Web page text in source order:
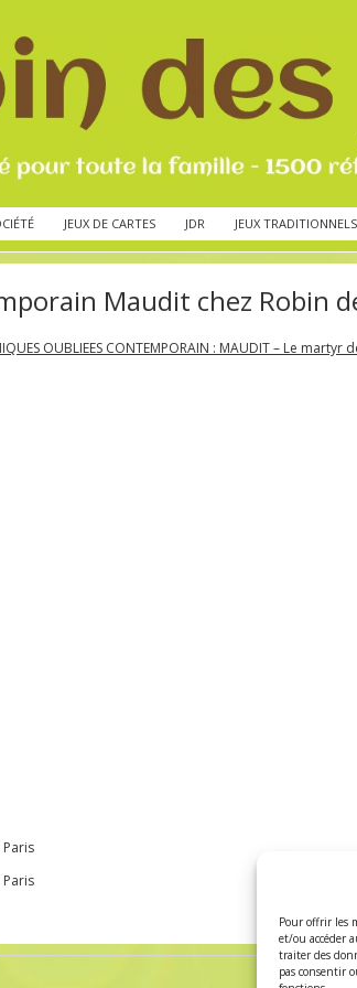
Pour offrir les
et/ou accéder
traiter des
pas consentir
JEUX DE CARTES JDR JEUX TRADITIONNELS
Maudit chez Robin
OUBLIEES CONTEMPORAIN : MAUDIT – Le martyr